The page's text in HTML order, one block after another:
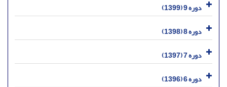
دوره 9 (1399)
دوره 8 (1398)
دوره 7 (1397)
دوره 6 (1396)